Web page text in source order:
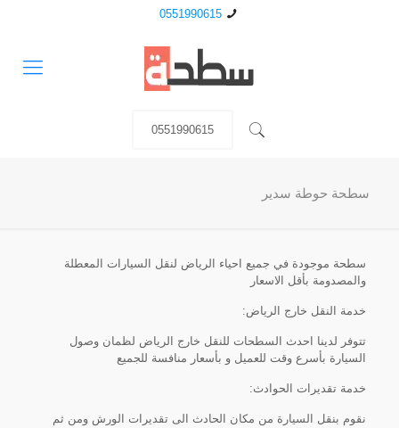
0551990615
0551990615
سطحة حوطة سدير
سطحة موجودة في جميع احياء الرياض لنقل السيارات المعطلة
والمصدومة بأقل الاسعار
خدمة النقل خارج الرياض:
تتوفر لدينا احدث السطحات للنقل خارج الرياض لظمان وصول
السيارة بأسرع وقت للعميل و بأسعار منافسة للجميع
خدمة تقديرات الحوادث:
نقوم بنقل السيارة من مكان الحادث الى تقديرات الورش ومن ثم